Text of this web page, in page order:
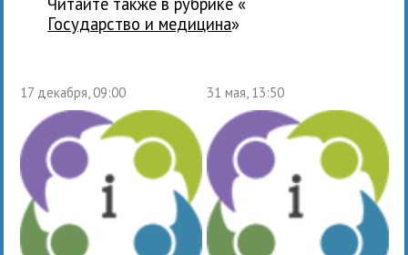
государство и медицина»
17 декабря, 09:00 31 мая, 13:50